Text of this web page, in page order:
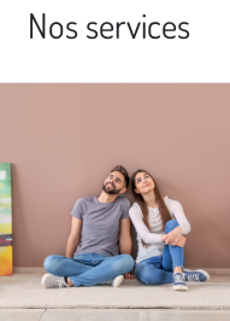
Nos services